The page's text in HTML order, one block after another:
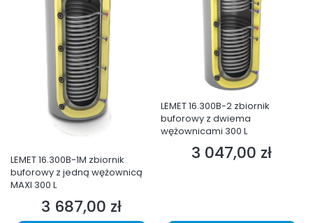
LEMET 16.300B-1M zbiornik
buforowy z jedną wężownicą
MAXI 300 L
Cena
3 687,00 zł
LEMET 16.300B-2 zbiornik
buforowy z dwiema
wężownicami 300 L
Cena
3 047,00 zł